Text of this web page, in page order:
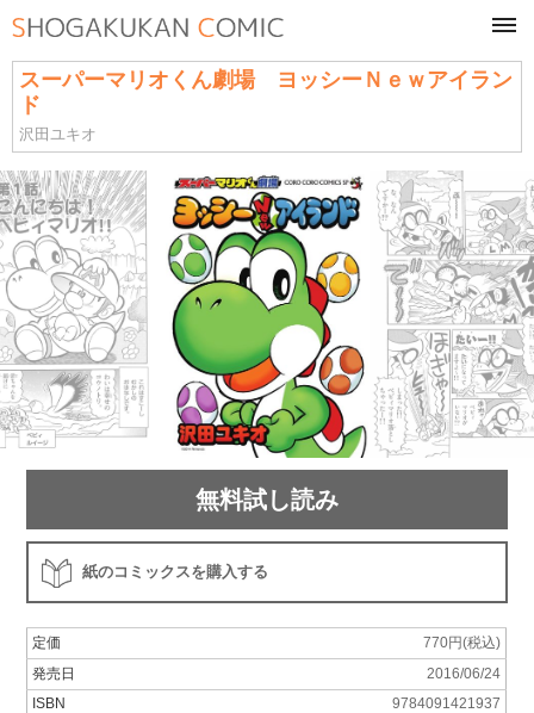
スーパーマリオくん劇場 ヨッシーＮｅｗアイラン
ド
沢田ユキオ
無料試し読み
紙のコミックスを購入する
定価
770円(税込)
発売日
2016/06/24
ISBN
9784091421937